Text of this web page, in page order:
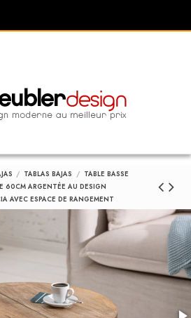
TABLAS BAJAS
TABLE BASSE
60CM ARGENTÉE AU DESIGN
AVEC ESPACE DE RANGEMENT